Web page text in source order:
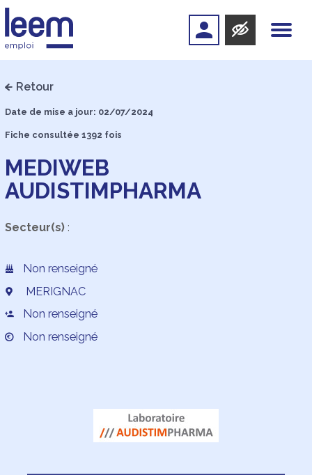
Retour
Date de mise a jour: 02/07/2024
Fiche consultée 1392 fois
MEDIWEB
AUDISTIMPHARMA
Secteur(s):
Non renseigné
MERIGNAC
Non renseigné
Non renseigné